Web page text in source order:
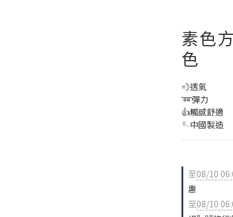
素色
色
💨透氣
➿彈力
👍觸感舒適
🪡中國製造
至08/10
惠
至08/10